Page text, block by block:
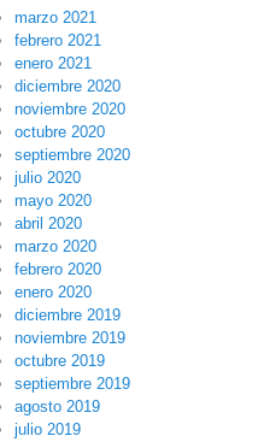
marzo 2021
febrero 2021
enero 2021
diciembre 2020
noviembre 2020
octubre 2020
septiembre 2020
julio 2020
mayo 2020
abril 2020
marzo 2020
febrero 2020
enero 2020
diciembre 2019
noviembre 2019
octubre 2019
septiembre 2019
agosto 2019
julio 2019